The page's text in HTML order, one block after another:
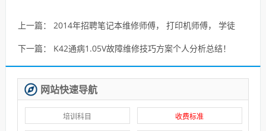
上一篇： 2014年招聘笔记本维修师傅， 打印机师傅， 学徒
下一篇： K42通病1.05V故障维修技巧方案个人分析总结！
网站快速导航
培训科目 收费标准